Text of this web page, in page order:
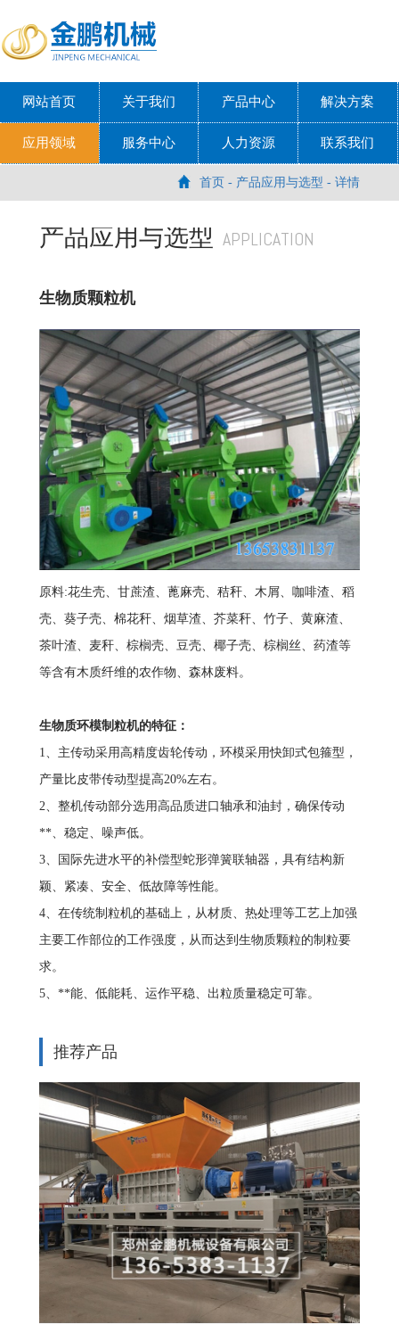
网站首页 关于我们 产品中心 解决方案
应用领域 服务中心 人力资源 联系我们
首页 - 产品应用与选型 - 详情
产品应用与选型 APPLICATION
生物质颗粒机
原料:花生壳、甘蔗渣、蓖麻壳、秸秆、木屑、咖啡渣、稻
壳、葵子壳、棉花秆、烟草渣、芥菜秆、竹子、黄麻渣、
茶叶渣、麦秆、棕榈壳、豆壳、椰子壳、棕榈丝、药渣等
等含有木质纤维的农作物、森林废料。
生物质环模制粒机的特征：
1、主传动采用高精度齿轮传动，环模采用快卸式包箍型，
产量比皮带传动型提高20%左右。
2、整机传动部分选用高品质进口轴承和油封，确保传动
**、稳定、噪声低。
3、国际先进水平的补偿型蛇形弹簧联轴器，具有结构新
颖、紧凑、安全、低故障等性能。
4、在传统制粒机的基础上，从材质、热处理等工艺上加强
主要工作部位的工作强度，从而达到生物质颗粒的制粒要
求。
5、**能、低能耗、运作平稳、出粒质量稳定可靠。
推荐产品